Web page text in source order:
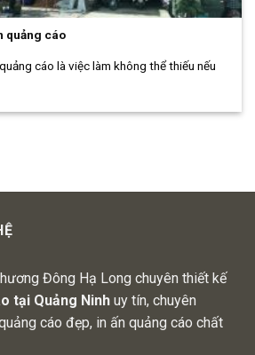
quảng cáo
cáo là việc làm không thể thiếu nếu
Đông Hạ Long chuyên thiết kế
tại Quảng Ninh uy tín, chuyên
cáo đẹp, in ấn quảng cáo chất